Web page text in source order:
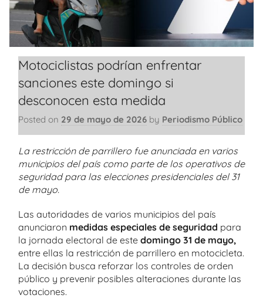
Motociclistas podrían enfrentar
sanciones este domingo si
desconocen esta medida
Posted on 29 de mayo de 2026 by Periodismo Público
La restricción de parrillero fue anunciada en varios
municipios del país como parte de los operativos de
seguridad para las elecciones presidenciales del 31
de mayo.
Las autoridades de varios municipios del país
anunciaron medidas especiales de seguridad para
la jornada electoral de este domingo 31 de mayo,
entre ellas la restricción de parrillero en motocicleta.
La decisión busca reforzar los controles de orden
público y prevenir posibles alteraciones durante las
votaciones.